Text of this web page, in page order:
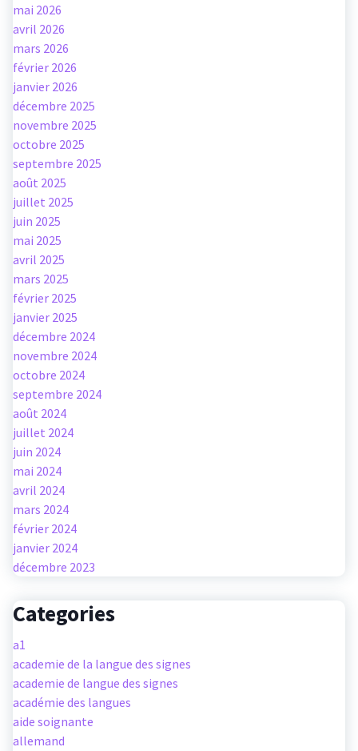
mai 2026
avril 2026
mars 2026
février 2026
janvier 2026
décembre 2025
novembre 2025
octobre 2025
septembre 2025
août 2025
juillet 2025
juin 2025
mai 2025
avril 2025
mars 2025
février 2025
janvier 2025
décembre 2024
novembre 2024
octobre 2024
septembre 2024
août 2024
juillet 2024
juin 2024
mai 2024
avril 2024
mars 2024
février 2024
janvier 2024
décembre 2023
Categories
a1
academie de la langue des signes
academie de langue des signes
académie des langues
aide soignante
allemand